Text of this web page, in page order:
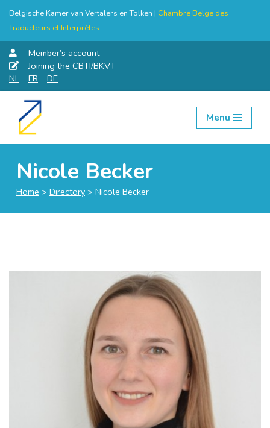
Belgische Kamer van Vertalers en Tolken | Chambre Belge des
Traducteurs et Interprètes
Member’s account
Joining the CBTI/BKVT
NL
FR DE
Skip
Menu
Nicole Becker
Home > Directory > Nicole Becker